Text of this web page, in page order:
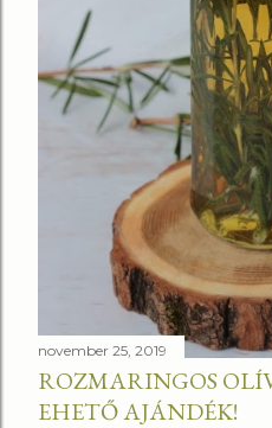
november 25, 2019
ROZMARINGOS
EHETŐ AJÁNDÉK!